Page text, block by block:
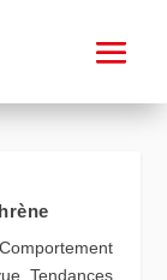
Comportement
Tendances